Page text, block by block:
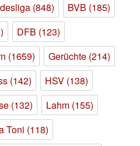
(848) BVB (185)
DFB (123)
(1659) Gerüchte (214)
(142) HSV (138)
(132) Lahm (155)
Toni (118)